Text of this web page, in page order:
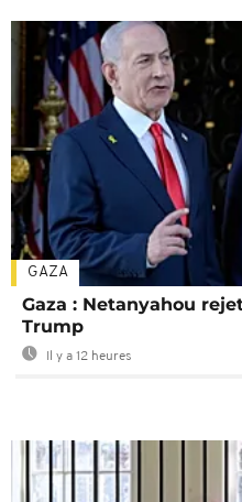
GAZA
Gaza : Netanyahou
Trump
Il y a 12 heures